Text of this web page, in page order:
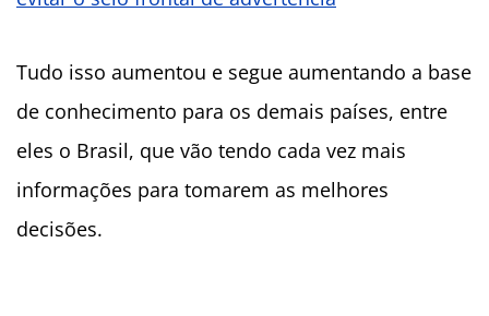
Tudo isso aumentou e segue aumentando a base
de conhecimento para os demais países, entre
eles o Brasil, que vão tendo cada vez mais
informações para tomarem as melhores
decisões.